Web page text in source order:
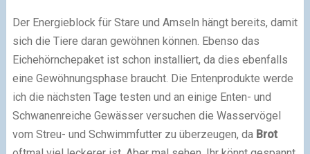
Der Energieblock für Stare und Amseln hängt bereits, damit
sich die Tiere daran gewöhnen können. Ebenso das
Eichehörnchepaket ist schon installiert, da dies ebenfalls
eine Gewöhnungsphase braucht. Die Entenprodukte werde
ich die nächsten Tage testen und an einige Enten- und
Schwanenreiche Gewässer versuchen die Wasservögel
vom Streu- und Schwimmfutter zu überzeugen, da Brot